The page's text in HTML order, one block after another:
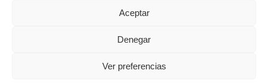
Aceptar
Denegar
Ver preferencias
con fondos provenientes del presupuesto de gastos del Instituto Canario de
Calidad Agroalimentaria